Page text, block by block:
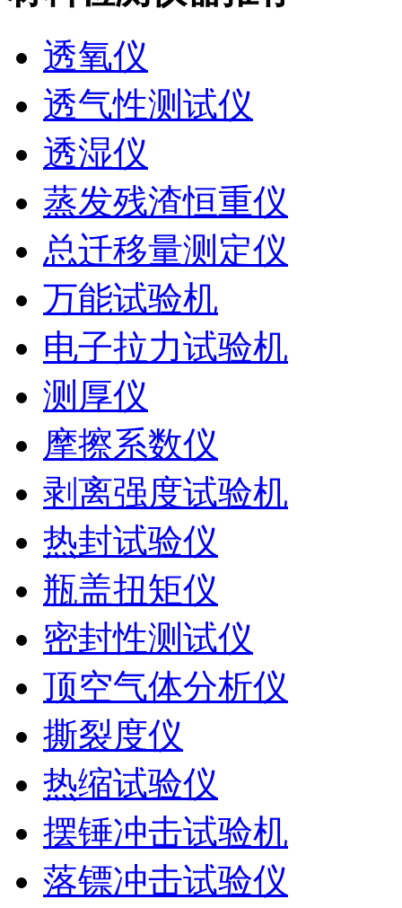
透氧仪
透气性测试仪
透湿仪
蒸发残渣恒重仪
总迁移量测定仪
万能试验机
电子拉力试验机
测厚仪
摩擦系数仪
剥离强度试验机
热封试验仪
瓶盖扭矩仪
密封性测试仪
顶空气体分析仪
撕裂度仪
热缩试验仪
摆锤冲击试验机
落镖冲击试验仪